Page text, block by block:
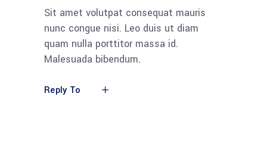
Sit amet volutpat consequat mauris
nunc congue nisi. Leo duis ut diam
quam nulla porttitor massa id.
Malesuada bibendum.
Reply To